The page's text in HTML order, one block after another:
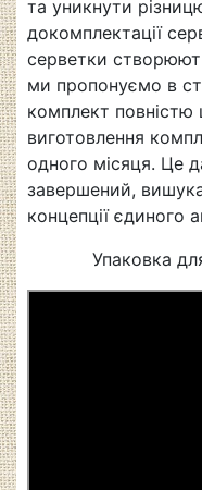
та уникнути
докомплектації
серветки
ми пропонуємо в
комплект повністю
виготовлення
одного місяця. Це
завершений,
концепції єдиного
Упаковка